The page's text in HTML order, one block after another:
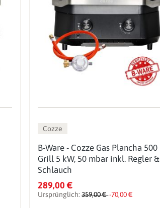
Cozze
B-Ware - Cozze Gas Plancha 500
Grill 5 kW, 50 mbar inkl. Regler &
Schlauch
289,00 €
Ursprünglich:359,00 €-70,00 €